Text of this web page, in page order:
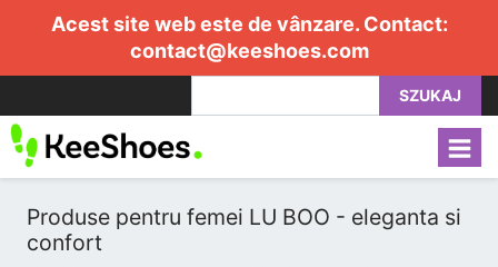
Acest site web este de vânzare. Contact:
contact@keeshoes.com
SZUKAJ
Produse pentru femei LU BOO - eleganta si
confort